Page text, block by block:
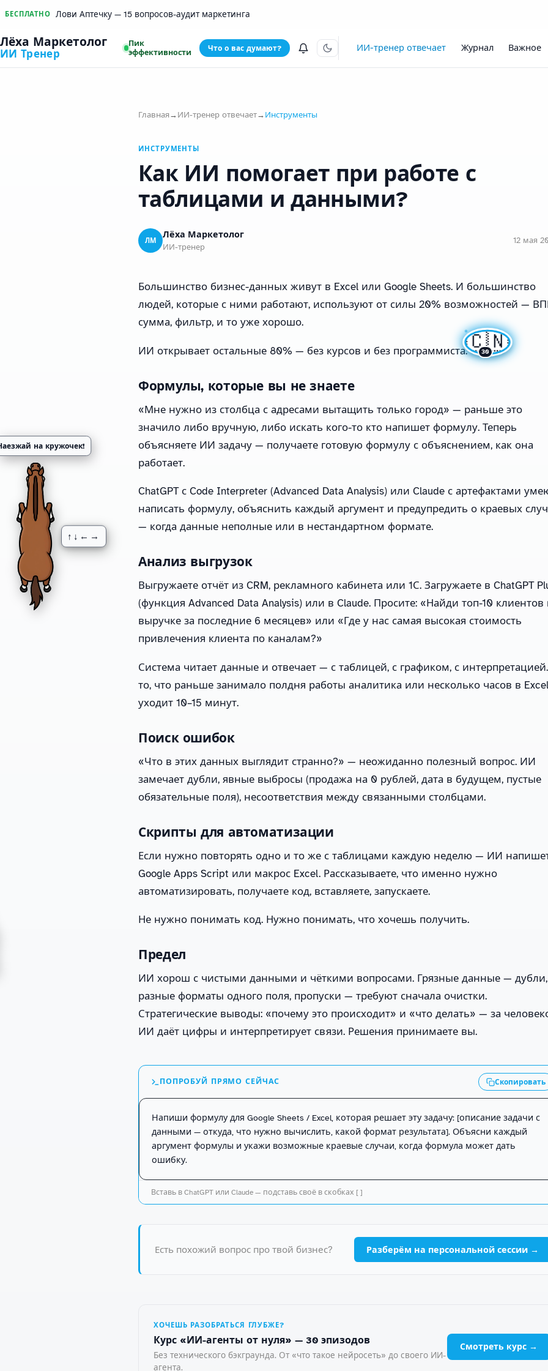
БЕСПЛАТНО Лови Аптечку — 15 вопросов-аудит маркетинга
Лёха Маркетолог
ИИ Тренер
Пик
эффективности
Что о вас думают? ИИ-тренер отвечает Журнал Важное
Главная→ИИ-тренер отвечает→Инструменты
ИНСТРУМЕНТЫ
Как ИИ помогает при работе с
таблицами и данными?
ЛМ
Лёха Маркетолог
ИИ-тренер
12 мая
Большинство бизнес-данных живут в Excel или Google Sheets. И большинство
людей, которые с ними работают, используют от силы 20% возможностей —
сумма, фильтр, и то уже хорошо.
ИИ открывает остальные 80% — без курсов и без программиста.
Формулы, которые вы не знаете
«Мне нужно из столбца с адресами вытащить только город» — раньше это
значило либо вручную, либо искать кого-то кто напишет формулу. Теперь
объясняете ИИ задачу — получаете готовую формулу с объяснением, как она
работает.
ChatGPT с Code Interpreter (Advanced Data Analysis) или Claude с артефактами
написать формулу, объяснить каждый аргумент и предупредить о краевых
— когда данные неполные или в нестандартном формате.
Анализ выгрузок
Выгружаете отчёт из CRM, рекламного кабинета или 1С. Загружаете в ChatGPT
(функция Advanced Data Analysis) или в Claude. Просите: «Найди топ-10 клиентов
выручке за последние 6 месяцев» или «Где у нас самая высокая стоимость
привлечения клиента по каналам?»
Система читает данные и отвечает — с таблицей, с графиком, с
то, что раньше занимало полдня работы аналитика или несколько часов в
уходит 10–15 минут.
Поиск ошибок
«Что в этих данных выглядит странно?» — неожиданно полезный вопрос. ИИ
замечает дубли, явные выбросы (продажа на 0 рублей, дата в будущем, пустые
обязательные поля), несоответствия между связанными столбцами.
Скрипты для автоматизации
Если нужно повторять одно и то же с таблицами каждую неделю — ИИ
Google Apps Script или макрос Excel. Рассказываете, что именно нужно
автоматизировать, получаете код, вставляете, запускаете.
Не нужно понимать код. Нужно понимать, что хочешь получить.
Предел
ИИ хорош с чистыми данными и чёткими вопросами. Грязные данные — дубли,
разные форматы одного поля, пропуски — требуют сначала очистки.
Стратегические выводы: «почему это происходит» и «что делать» — за
ИИ даёт цифры и интерпретирует связи. Решения принимаете вы.
ПОПРОБУЙ ПРЯМО СЕЙЧАС Скопировать
Напиши формулу для Google Sheets / Excel, которая решает эту задачу: [описание задачи с
данными — откуда, что нужно вычислить, какой формат результата]. Объясни каждый
аргумент формулы и укажи возможные краевые случаи, когда формула может дать
ошибку.
Вставь в ChatGPT или Claude — подставь своё в скобках [ ]
Есть похожий вопрос про твой бизнес? Разберём на персональной сессии →
ХОЧЕШЬ РАЗОБРАТЬСЯ ГЛУБЖЕ?
Курс «ИИ-агенты от нуля» — 30 эпизодов
Без технического бэкграунда. От «что такое нейросеть» до своего ИИ-
агента.
Смотреть курс →
на кружочек!
↑↓←→
🇨🇳
30